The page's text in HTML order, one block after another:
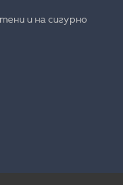
и на сигурно